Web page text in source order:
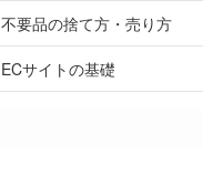
不要品の捨て方・売り方
ECサイトの基礎